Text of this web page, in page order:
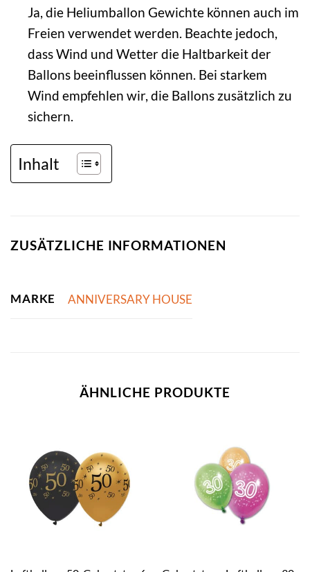
Ja, die Heliumballon Gewichte können auch im
Freien verwendet werden. Beachte jedoch,
dass Wind und Wetter die Haltbarkeit der
Ballons beeinflussen können. Bei starkem
Wind empfehlen wir, die Ballons zusätzlich zu
sichern.
Inhalt
ZUSÄTZLICHE INFORMATIONEN
MARKE ANNIVERSARY HOUSE
ÄHNLICHE PRODUKTE